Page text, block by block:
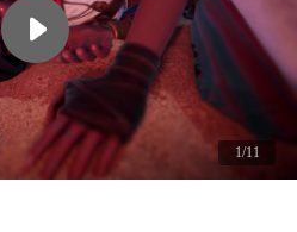
1/11